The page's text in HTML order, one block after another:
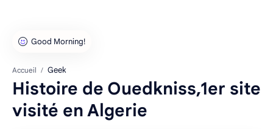
Accueil Geek
Histoire de Ouedkniss,1er site
visité en Algerie